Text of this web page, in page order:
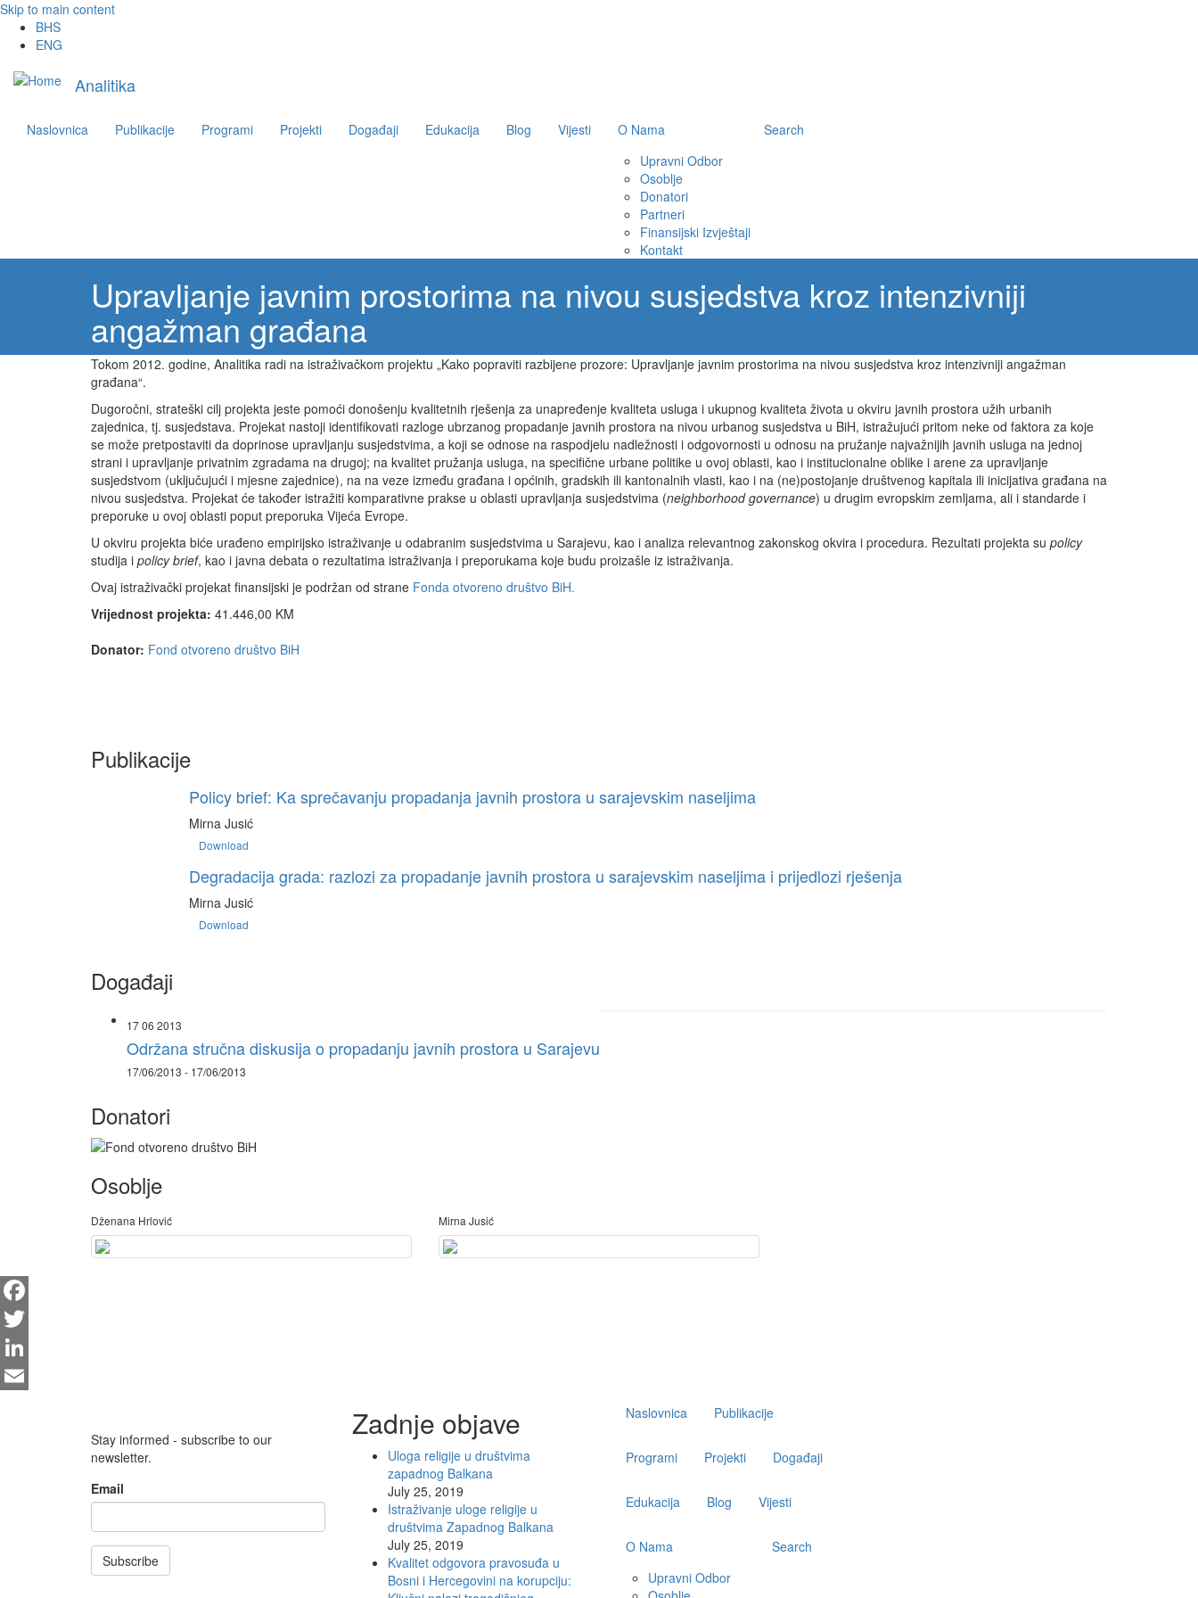
Skip to main content
BHS
ENG
Analitika
Main
Naslovnica Publikacije Programi Projekti Događaji Edukacija Blog Vijesti
O Nama
Upravni Odbor
Osoblje
Donatori
Partneri
Finansijski Izvještaji
Kontakt
Search
Upravljanje javnim prostorima na nivou susjedstva kroz intenzivniji
angažman građana
Tokom 2012. godine, Analitika radi na istraživačkom projektu „Kako popraviti razbijene prozore: Upravljanje javnim prostorima na nivou susjedstva kroz intenzivniji angažman
građana“.
Dugoročni, strateški cilj projekta jeste pomoći donošenju kvalitetnih rješenja za unapređenje kvaliteta usluga i ukupnog kvaliteta života u okviru javnih prostora užih urbanih
zajednica, tj. susjedstava. Projekat nastoji identifikovati razloge ubrzanog propadanje javnih prostora na nivou urbanog susjedstva u BiH, istražujući pritom neke od faktora za koje
se može pretpostaviti da doprinose upravljanju susjedstvima, a koji se odnose na raspodjelu nadležnosti i odgovornosti u odnosu na pružanje najvažnijih javnih usluga na jednoj
strani i upravljanje privatnim zgradama na drugoj; na kvalitet pružanja usluga, na specifične urbane politike u ovoj oblasti, kao i institucionalne oblike i arene za upravljanje
susjedstvom (uključujući i mjesne zajednice), na na veze između građana i općinih, gradskih ili kantonalnih vlasti, kao i na (ne)postojanje društvenog kapitala ili inicijativa građana na
nivou susjedstva. Projekat će također istražiti komparativne prakse u oblasti upravljanja susjedstvima (neighborhood governance) u drugim evropskim zemljama, ali i standarde i
preporuke u ovoj oblasti poput preporuka Vijeća Evrope.
U okviru projekta biće urađeno empirijsko istraživanje u odabranim susjedstvima u Sarajevu, kao i analiza relevantnog zakonskog okvira i procedura. Rezultati projekta su policy
studija i policy brief, kao i javna debata o rezultatima istraživanja i preporukama koje budu proizašle iz istraživanja.
Ovaj istraživački projekat finansijski je podržan od strane Fonda otvoreno društvo BiH.
Vrijednost projekta: 41.446,00 KM
Donator: Fond otvoreno društvo BiH
Publikacije
Policy brief: Ka sprečavanju propadanja javnih prostora u sarajevskim naseljima
Mirna Jusić
Download
Degradacija grada: razlozi za propadanje javnih prostora u sarajevskim naseljima i prijedlozi rješenja
Mirna Jusić
Download
Događaji
17 06 2013
Održana stručna diskusija o propadanju javnih prostora u Sarajevu
17/06/2013 - 17/06/2013
Donatori
Osoblje
Dženana Hrlović Mirna Jusić
Facebook
Twitter
LinkedIn
Stay informed - subscribe to our
newsletter.
Email
Subscribe
Zadnje objave
Uloga religije u društvima
zapadnog Balkana
July 25, 2019
Istraživanje uloge religije u
društvima Zapadnog Balkana
July 25, 2019
Kvalitet odgovora pravosuđa u
Bosni i Hercegovini na korupciju:
Main
Naslovnica Publikacije
Programi Projekti Događaji
Edukacija Blog Vijesti
O Nama
Upravni Odbor
Search